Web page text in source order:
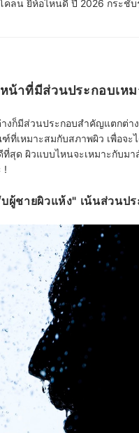
คลน ยี่ห้อไหนดี ปี 2026 กระชั
น้าที่มีส่วนประกอบเห
งก็มีส่วนประกอบสำคัญแตกต่า
ที่เหมาะสมกับสภาพผิว เพื่อจะ
ที่สุด ผิวแบบไหนจะเหมาะกับม
!
ผู้ชายผิวแห้ง" เน้นส่วนป